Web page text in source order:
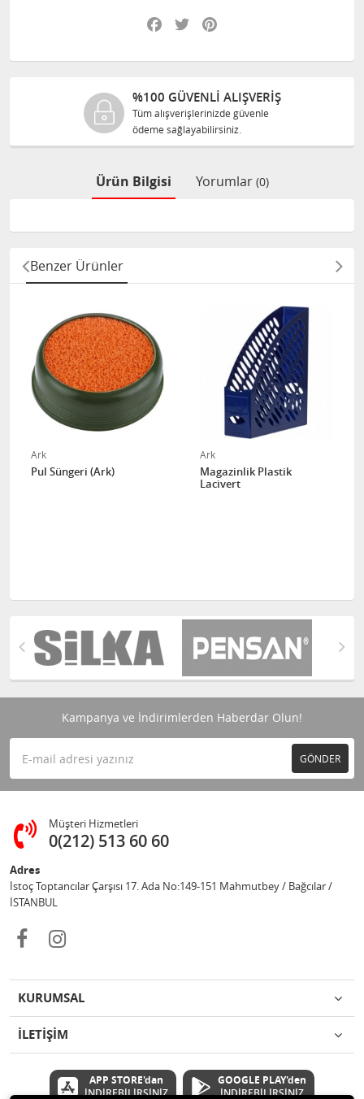
Facebook
Twitter
%100 GÜVENLİ ALIŞVERİŞ
Tüm alışverişlerinizde güvenle
ödeme sağlayabilirsiniz.
Ürün Bilgisi Yorumlar (0)
Benzer Ürünler
Ark
Pul Süngeri (Ark)
Ark
Magazinlik Plastik
Lacivert
Kampanya ve İndirimlerden Haberdar Olun!
GÖNDER
Müşteri Hizmetleri
0(212) 513 60 60
Adres
İstoç Toptancılar Çarşısı 17. Ada No:149-151 Mahmutbey / Bağcılar /
İSTANBUL
KURUMSAL
İLETİŞİM
APP STORE'dan
İNDİREBİLİRSİNİZ
GOOGLE PLAY'den
İNDİREBİLİRSİNİZ